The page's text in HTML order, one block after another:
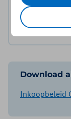
Bijlage 2:
voorwaarden
Download
Inkoopbeleid